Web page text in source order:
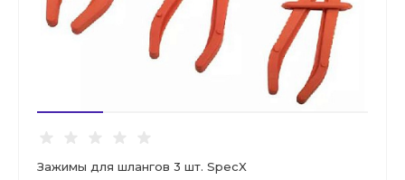
Зажимы для шлангов 3 шт. SpecX